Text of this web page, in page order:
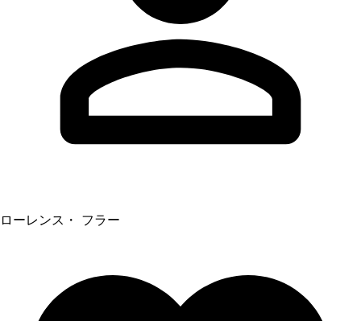
ローレンス・ フラー